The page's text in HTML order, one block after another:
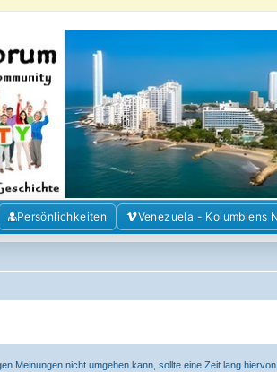
und Gemeinschaft im Kolumbienforum
Persönlichkeiten Venezuela - Kolumbiens
Meinungen nicht umgehen kann, sollte eine Zeit lang